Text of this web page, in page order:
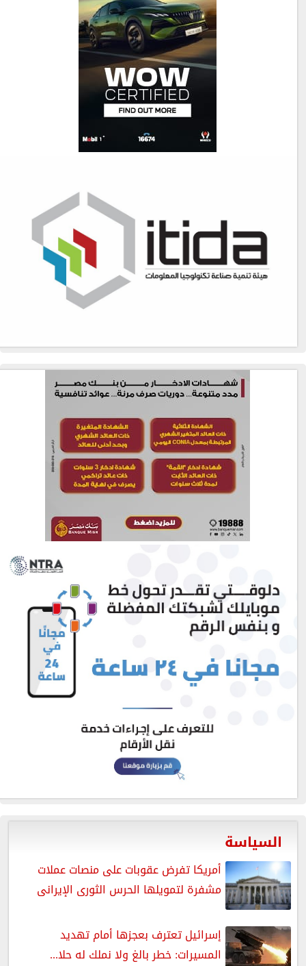
السياسة
أمريكا تفرض عقوبات على منصات عملات
مشفرة لتمويلها الحرس الثورى الإيرانى
إسرائيل تعترف بعجزها أمام تهديد
المسيرات: خطر بالغ ولا نملك له حلا...